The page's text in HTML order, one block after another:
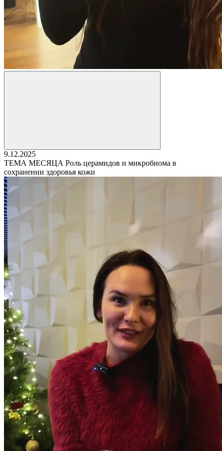
9.12.2025
ТЕМА МЕСЯЦА Роль церамидов и микробиома в
сохранении здоровья кожи